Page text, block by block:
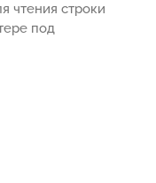
чтения строки
под